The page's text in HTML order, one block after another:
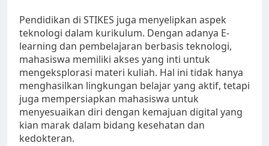
Pendidikan di STIKES juga menyelipkan aspek
teknologi dalam kurikulum. Dengan adanya E-
learning dan pembelajaran berbasis teknologi,
mahasiswa memiliki akses yang inti untuk
mengeksplorasi materi kuliah. Hal ini tidak hanya
menghasilkan lingkungan belajar yang aktif, tetapi
juga mempersiapkan mahasiswa untuk
menyesuaikan diri dengan kemajuan digital yang
kian marak dalam bidang kesehatan dan
kedokteran.